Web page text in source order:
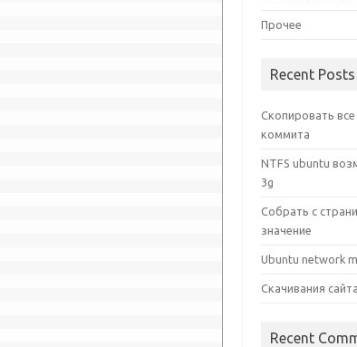
Прочее
Recent Posts
Скопировать
коммита
NTFS ubuntu
3g
Собрать с
значение
Ubuntu network
Скачивания
Recent